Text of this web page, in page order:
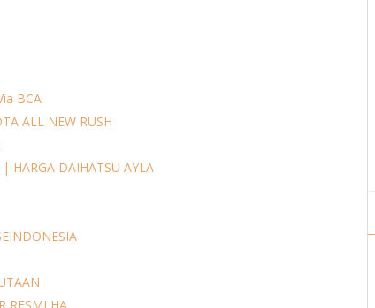
BCA
ALL NEW RUSH
HARGA DAIHATSU AYLA